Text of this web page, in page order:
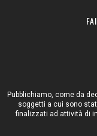
Pubblichiamo, come da
soggetti a cui sono
finalizzati ad attività di